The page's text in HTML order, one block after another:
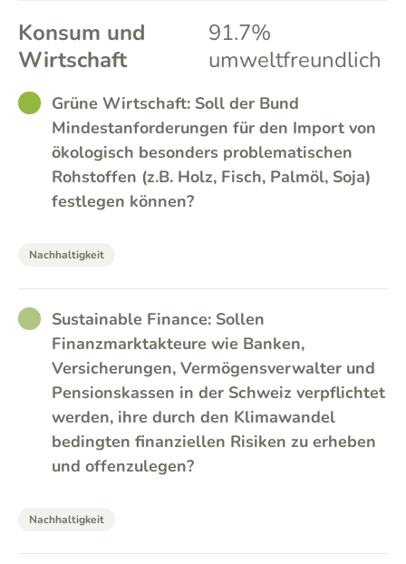
Konsum und
Wirtschaft
91.7%
umweltfreundlich
GOODGrüne Wirtschaft: Soll der Bund
Mindestanforderungen für den Import von
ökologisch besonders problematischen
Rohstoffen (z.B. Holz, Fisch, Palmöl, Soja)
festlegen können?
Nachhaltigkeit
RATHER_GOOD
Sustainable Finance: Sollen
Finanzmarktakteure wie Banken,
Versicherungen, Vermögensverwalter und
Pensionskassen in der Schweiz verpflichtet
werden, ihre durch den Klimawandel
bedingten finanziellen Risiken zu erheben
und offenzulegen?
Nachhaltigkeit